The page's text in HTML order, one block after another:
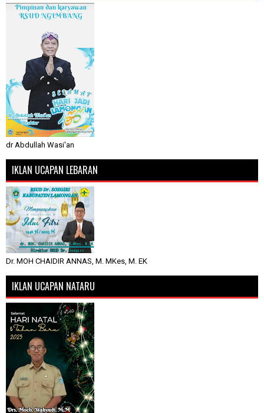
dr Abdullah Wasi'an
IKLAN UCAPAN LEBARAN
Dr. MOH CHAIDIR ANNAS, M. MKes, M. EK
IKLAN UCAPAN NATARU